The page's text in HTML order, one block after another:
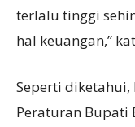
terlalu tinggi
hal keuangan,”
Seperti
Peraturan Bupati